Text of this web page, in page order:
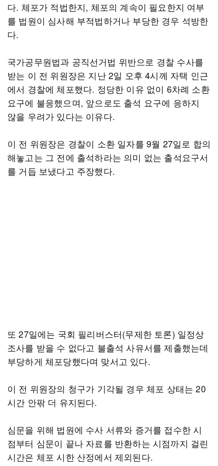
다. 체포가 적법한지, 체포의 계속이 필요한지 여부
를 법원이 심사해 부적법하거나 부당한 경우 석방한
다.
국가공무원법과 공직선거법 위반으로 경찰 수사를
받는 이 전 위원장은 지난 2일 오후 4시께 자택 인근
에서 경찰에 체포했다. 정당한 이유 없이 6차례 소환
요구에 불응했으며, 앞으로도 출석 요구에 응하지
않을 우려가 있다는 이유다.
이 전 위원장은 경찰이 소환 일자를 9월 27일로 합의
해놓고는 그 전에 출석하라는 의미 없는 출석요구서
를 거듭 보냈다고 주장했다.
또 27일에는 국회 필리버스터(무제한 토론) 일정상
조사를 받을 수 없다고 불출석 사유서를 제출했는데
부당하게 체포당했다며 맞서고 있다.
이 전 위원장의 청구가 기각될 경우 체포 상태는 20
시간 안팎 더 유지된다.
심문을 위해 법원에 수사 서류와 증거를 접수한 시
점부터 심문이 끝나 자료를 반환하는 시점까지 걸린
시간은 체포 시한 산정에서 제외된다.